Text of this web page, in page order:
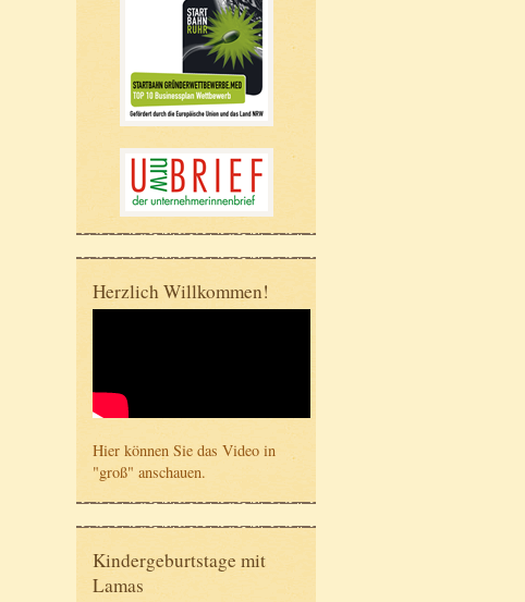
Herzlich Willkommen!
Hier können Sie das Video in
"groß" anschauen.
Kindergeburtstage mit
Lamas